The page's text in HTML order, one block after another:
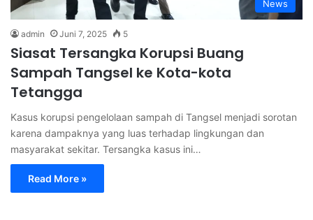
News
admin Juni 7, 2025 5
Siasat Tersangka Korupsi Buang
Sampah Tangsel ke Kota-kota
Tetangga
Kasus korupsi pengelolaan sampah di Tangsel menjadi sorotan
karena dampaknya yang luas terhadap lingkungan dan
masyarakat sekitar. Tersangka kasus ini…
Read More »